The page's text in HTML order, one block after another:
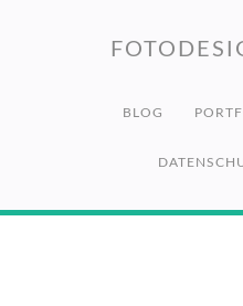
Hauptnavigation
BLOG